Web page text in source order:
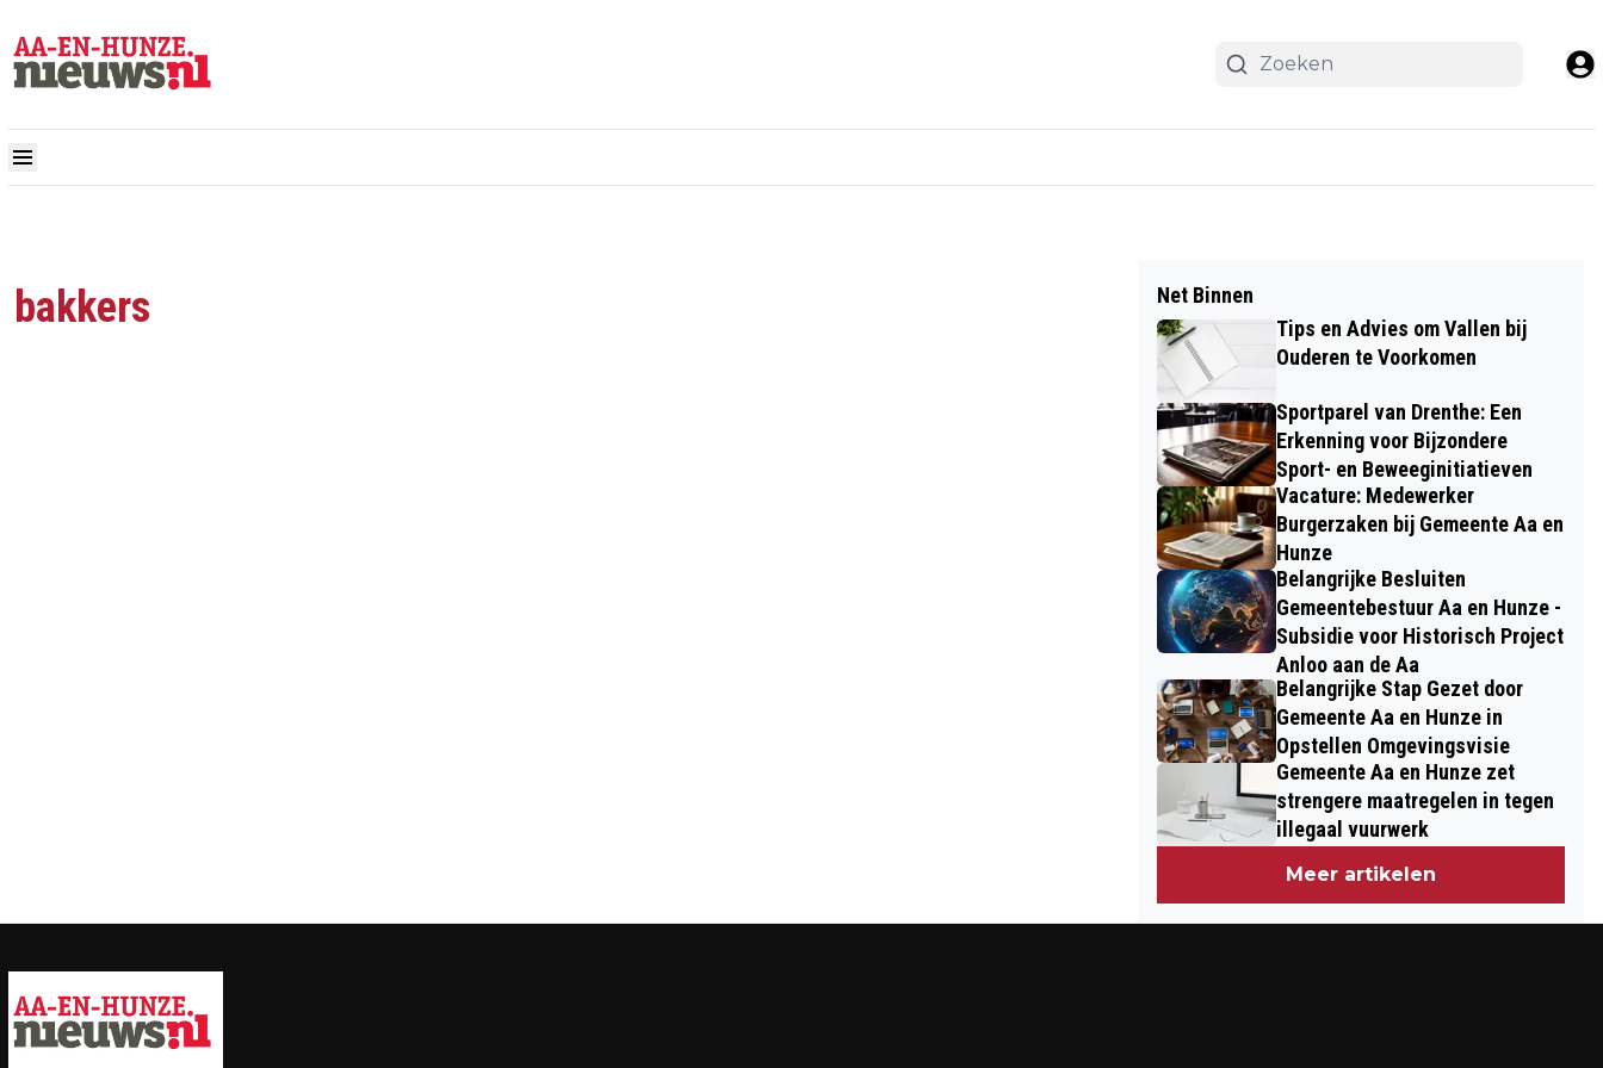
bakkers
Net Binnen
Tips en Advies om Vallen bij
Ouderen te Voorkomen
Sportparel van Drenthe: Een
Erkenning voor Bijzondere
Sport- en Beweeginitiatieven
Vacature: Medewerker
Burgerzaken bij Gemeente Aa en
Hunze
Belangrijke Besluiten
Gemeentebestuur Aa en Hunze -
Subsidie voor Historisch Project
Anloo aan de Aa
Belangrijke Stap Gezet door
Gemeente Aa en Hunze in
Opstellen Omgevingsvisie
Gemeente Aa en Hunze zet
strengere maatregelen in tegen
illegaal vuurwerk
Meer artikelen